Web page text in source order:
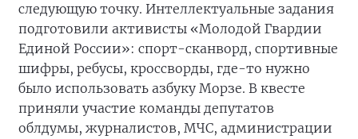
следующую точку. Интеллектуальные задания
подготовили активисты «Молодой Гвардии
Единой России»: спорт-сканворд, спортивные
шифры, ребусы, кроссворды, где-то нужно
было использовать азбуку Морзе. В квесте
приняли участие команды депутатов
облдумы, журналистов, МЧС, администрации